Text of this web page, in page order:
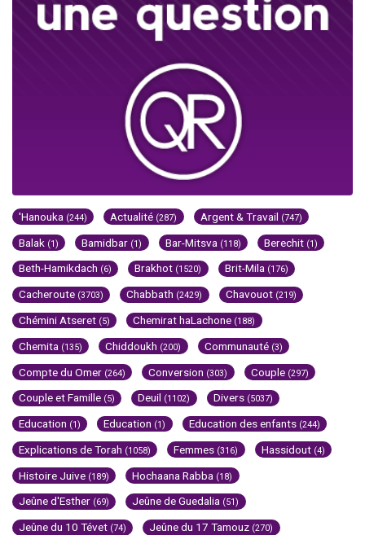
'Hanouka (244) Actualité (287) Argent & Travail (747)
Balak (1) Bamidbar (1) Bar-Mitsva (118) Berechit (1)
Beth-Hamikdach (6) Brakhot (1520) Brit-Mila (176)
Cacheroute (3703) Chabbath (2429) Chavouot (219)
Chémini Atseret (5) Chemirat haLachone (188)
Chemita (135) Chiddoukh (200) Communauté (3)
Compte du Omer (264) Conversion (303) Couple (297)
Couple et Famille (5) Deuil (1102) Divers (5037)
Education (1) Education (1) Education des enfants (244)
Explications de Torah (1058) Femmes (316) Hassidout (4)
Histoire Juive (189) Hochaana Rabba (18)
Jeûne d'Esther (69) Jeûne de Guedalia (51)
Jeûne du 10 Tévet (74) Jeûne du 17 Tamouz (270)